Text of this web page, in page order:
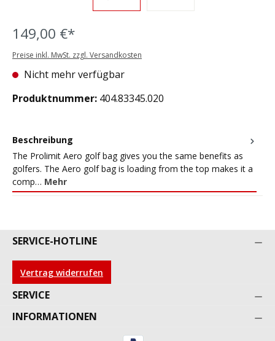
149,00 €*
Preise inkl. MwSt. zzgl. Versandkosten
Nicht mehr verfügbar
Produktnummer: 404.83345.020
Beschreibung
The Prolimit Aero golf bag gives you the same benefits as
golfers. The Aero golf bag is loading from the top makes it a
comp… Mehr
SERVICE-HOTLINE
Vertrag widerrufen
SERVICE
INFORMATIONEN